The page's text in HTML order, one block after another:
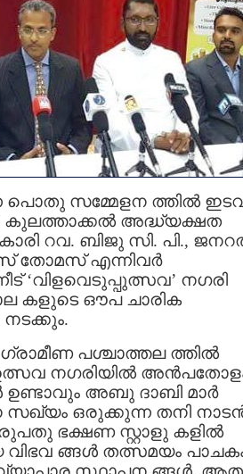
പൊതു സമ്മേളന ത്തിൽ
കുലത്താക്കൽ അദ്ധ്യക്ഷത
റവ. ബിജു സി. പി.,
തോമസ് എന്നിവർ
‘വിളവെടുപ്പുത്സവ’ നഗരി
കളുടെ ഔപ ചാരിക
പശ്ചാത്തല ത്തിൽ
നഗരിയിൽ
ഉണ്ടാവും അബു ദാബി മാർ
സഖ്യം ഒരുക്കുന്ന തനി
ഭക്ഷണ സ്റ്റാളു കളിൽ
വിഭവ ങ്ങൾ തത്സമയം